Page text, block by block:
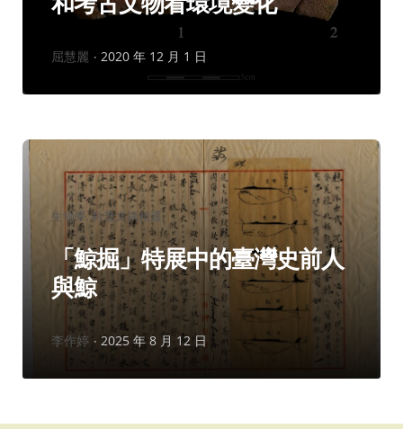
作
屈慧麗 2020 年 12 月 1 日
分
類：
生物學 科普文摘精選
「鯨掘」特展中的臺灣史前人
與鯨
作
李作婷 2025 年 8 月 12 日